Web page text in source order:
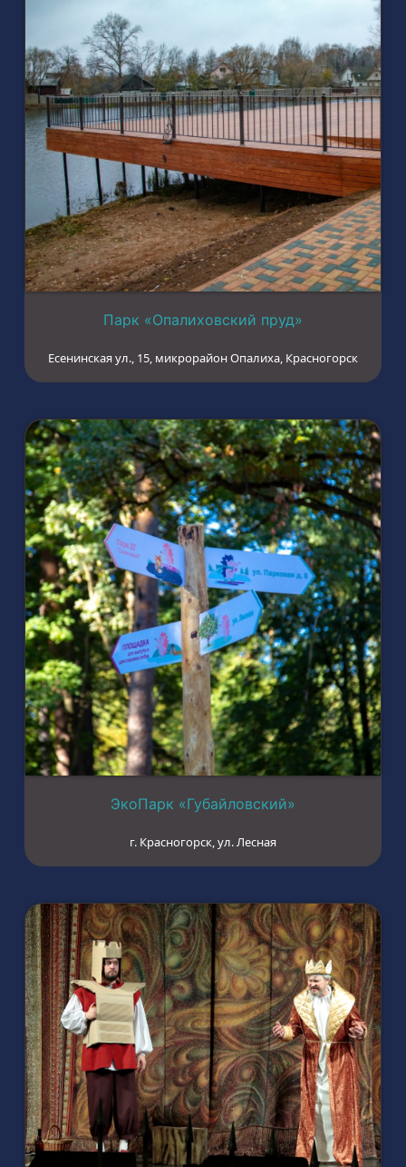
Парк «Опалиховский пруд»
Есенинская ул., 15, микрорайон Опалиха, Красногорск
ЭкоПарк «Губайловский»
г. Красногорск, ул. Лесная